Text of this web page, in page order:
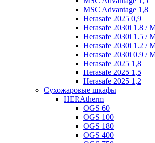
MSC Advantage 1,8
Herasafe 2025 0,9
Herasafe 2030i 1.8 /
Herasafe 2030i 1.5 /
Herasafe 2030i 1.2 /
Herasafe 2030i 0.9 /
Herasafe 2025 1,8
Herasafe 2025 1,5
Herasafe 2025 1,2
Сухожаровые шкафы
HERAtherm
OGS 60
OGS 100
OGS 180
OGS 400